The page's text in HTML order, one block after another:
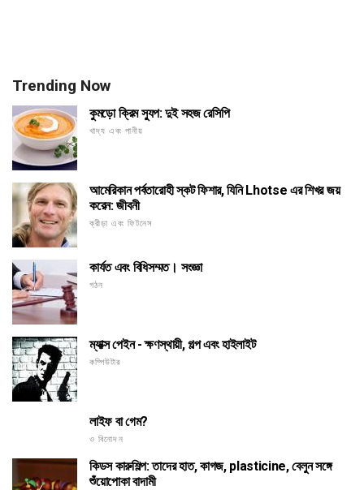
Trending Now
কুমড়ো ক্রিম স্যুপ: দুই সহজ রেসিপি
খাদ্য এবং পানীয়
আমেরিকান পর্বতারোহী স্কট ফিশার, যিনি Lhotse এর শিখর জয়
করেন: জীবনী
ক্রীড়া এবং ফিটনেস
কার্যত এবং বিধিসম্মত। সংজ্ঞা
গঠন
ম্যাক্স পেইন - ক্ষণস্থায়ী, গল্প এবং হাইলাইট
কম্পিউটার
লাইফ বা গেম?
ও বিনোদন
কিডস কারুশিল্প: তাদের হাত, কাগজ, plasticine, বেলুন সঙ্গে
শুঁয়োপোকা বাদামী